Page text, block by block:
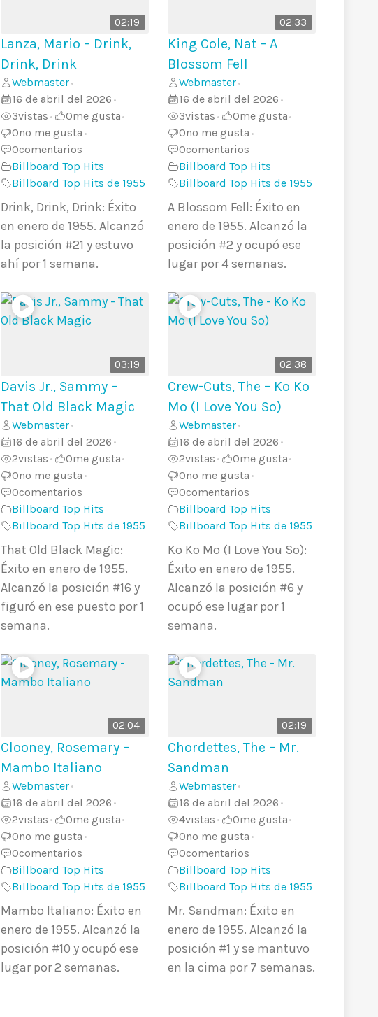
02:19
Lanza, Mario – Drink,
Drink, Drink
Webmaster•
16 de abril del 2026 •
3vistas • 0me gusta•
0no me gusta •
0comentarios
Billboard Top Hits
Billboard Top Hits de 1955
Drink, Drink, Drink: Éxito
en enero de 1955. Alcanzó
la posición #21 y estuvo
ahí por 1 semana.
02:33
King Cole, Nat – A
Blossom Fell
Webmaster•
16 de abril del 2026 •
3vistas • 0me gusta•
0no me gusta •
0comentarios
Billboard Top Hits
Billboard Top Hits de 1955
A Blossom Fell: Éxito en
enero de 1955. Alcanzó la
posición #2 y ocupó ese
lugar por 4 semanas.
03:19
Davis Jr., Sammy –
That Old Black Magic
Webmaster•
16 de abril del 2026 •
2vistas • 0me gusta•
0no me gusta •
0comentarios
Billboard Top Hits
Billboard Top Hits de 1955
That Old Black Magic:
Éxito en enero de 1955.
Alcanzó la posición #16 y
figuró en ese puesto por 1
semana.
02:38
Crew-Cuts, The – Ko Ko
Mo (I Love You So)
Webmaster•
16 de abril del 2026 •
2vistas • 0me gusta•
0no me gusta •
0comentarios
Billboard Top Hits
Billboard Top Hits de 1955
Ko Ko Mo (I Love You So):
Éxito en enero de 1955.
Alcanzó la posición #6 y
ocupó ese lugar por 1
semana.
02:04
Clooney, Rosemary –
Mambo Italiano
Webmaster•
16 de abril del 2026 •
2vistas • 0me gusta•
0no me gusta •
0comentarios
Billboard Top Hits
Billboard Top Hits de 1955
Mambo Italiano: Éxito en
enero de 1955. Alcanzó la
posición #10 y ocupó ese
lugar por 2 semanas.
02:19
Chordettes, The – Mr.
Sandman
Webmaster•
16 de abril del 2026 •
4vistas • 0me gusta•
0no me gusta •
0comentarios
Billboard Top Hits
Billboard Top Hits de 1955
Mr. Sandman: Éxito en
enero de 1955. Alcanzó la
posición #1 y se mantuvo
en la cima por 7 semanas.